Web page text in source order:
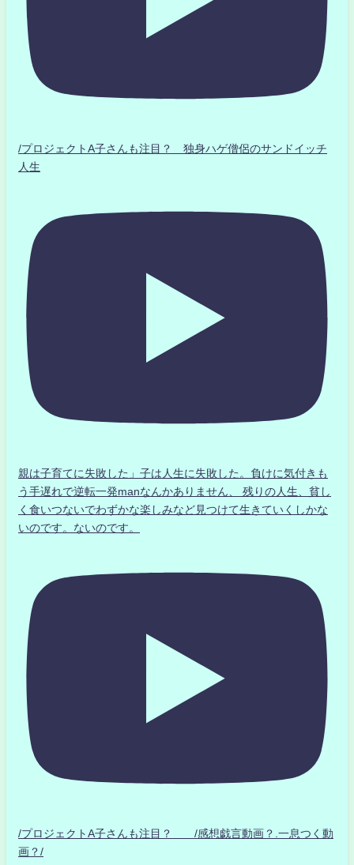
/プロジェクトA子さんも注目？ 独身ハゲ僧侶のサンドイッチ
人生
親は子育てに失敗した」子は人生に失敗した。負けに気付きも
う手遅れで逆転一発manなんかありません、 残りの人生、貧し
く食いつないでわずかな楽しみなど見つけて生きていくしかな
いのです。ないのです。
/プロジェクトA子さんも注目？ /感想戯言動画？.一息つく動
画？/